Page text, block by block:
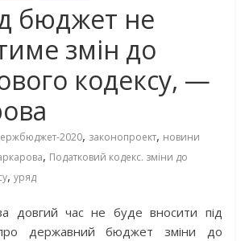
бюджет не
змін до
кодексу, —
2020, законопроект, новини
, Податковий кодекс. зміни до
,уряд
довгий час не буде вносити під
про державний бюджет зміни до